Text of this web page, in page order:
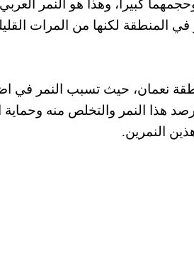
كبيراً، وهذا هو النمر
في المنطقة لكنها من المرات
نعمان، حيث تسبب النمر في
هذا النمر والتخلص منه وحماية
النمرين.